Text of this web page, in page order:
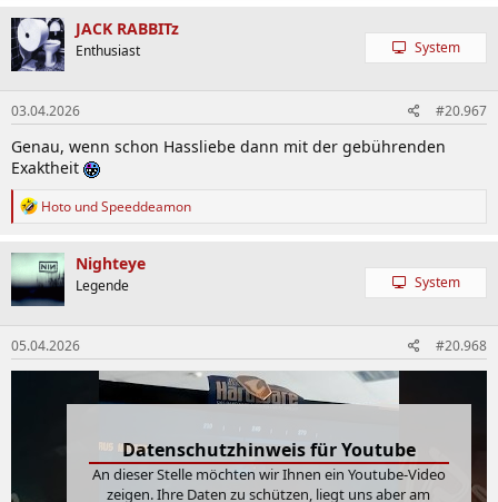
k
t
i
o
n
e
n
:
JACK RABBITz
Enthusiast System
03.04.2026 #20.967
Genau, wenn schon Hassliebe dann mit der gebührenden
Exaktheit
R
k
t
i
o
n
e
n
Hoto undSpeeddeamon
Nighteye
Legende System
05.04.2026 #20.968
Datenschutzhinweis für Youtube
An dieser Stelle möchten wir Ihnen ein Youtube-Video
zeigen. Ihre Daten zu schützen, liegt uns aber am